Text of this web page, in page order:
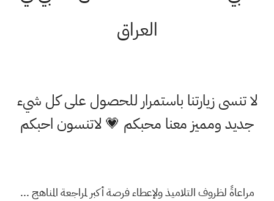
العراق
لا تنسى زيارتنا باستمرار للحصول على كل شيء
جديد ومميز معنا محبكم 💗 لاتنسون احبكم
مراعاةً لظروف التلاميذ ولإعطاء فرصة أكبر لمراجعة المناهج ...